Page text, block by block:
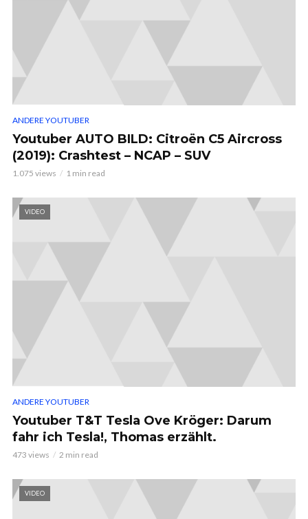
ANDERE YOUTUBER
Youtuber AUTO BILD: Citroën C5 Aircross
(2019): Crashtest – NCAP – SUV
1.075 views 1 min read
VIDEO
ANDERE YOUTUBER
Youtuber T&T Tesla Ove Kröger: Darum
fahr ich Tesla!, Thomas erzählt.
473 views 2 min read
VIDEO